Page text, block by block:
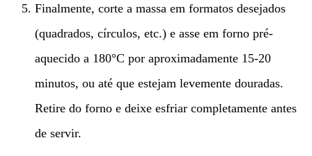
Finalmente, corte a massa em formatos desejados
(quadrados, círculos, etc.) e asse em forno pré-
aquecido a 180°C por aproximadamente 15-20
minutos, ou até que estejam levemente douradas.
Retire do forno e deixe esfriar completamente antes
de servir.